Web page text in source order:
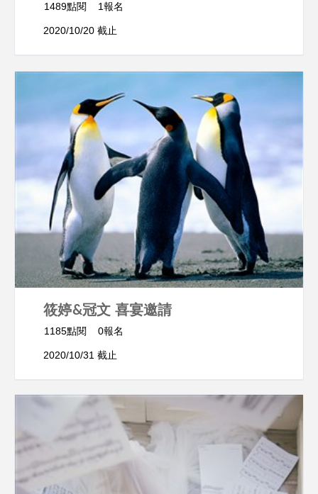
1489點閱 1報名
2020/10/20 截止
筱婷&冠文 喜宴邀請
1185點閱 0報名
2020/10/31 截止